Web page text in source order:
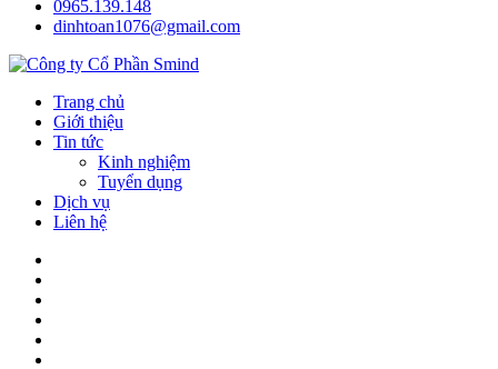
0965.139.148
dinhtoan1076@gmail.com
Trang chủ
Giới thiệu
Tin tức
Kinh nghiệm
Tuyển dụng
Dịch vụ
Liên hệ